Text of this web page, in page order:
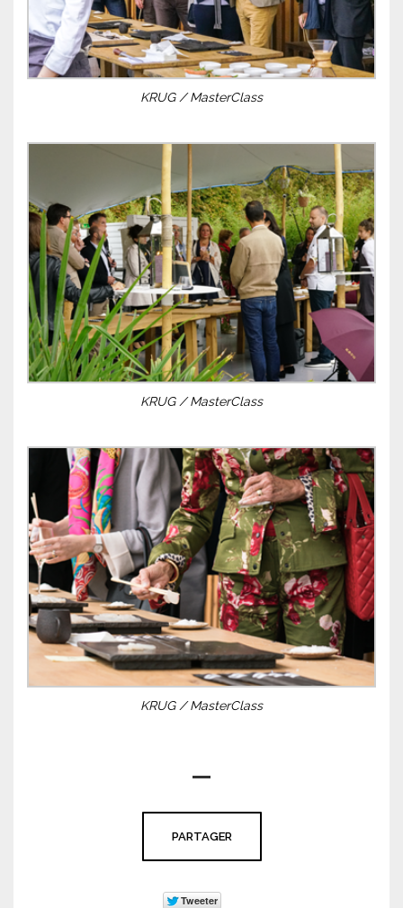
KRUG / MasterClass
KRUG / MasterClass
KRUG / MasterClass
PARTAGER